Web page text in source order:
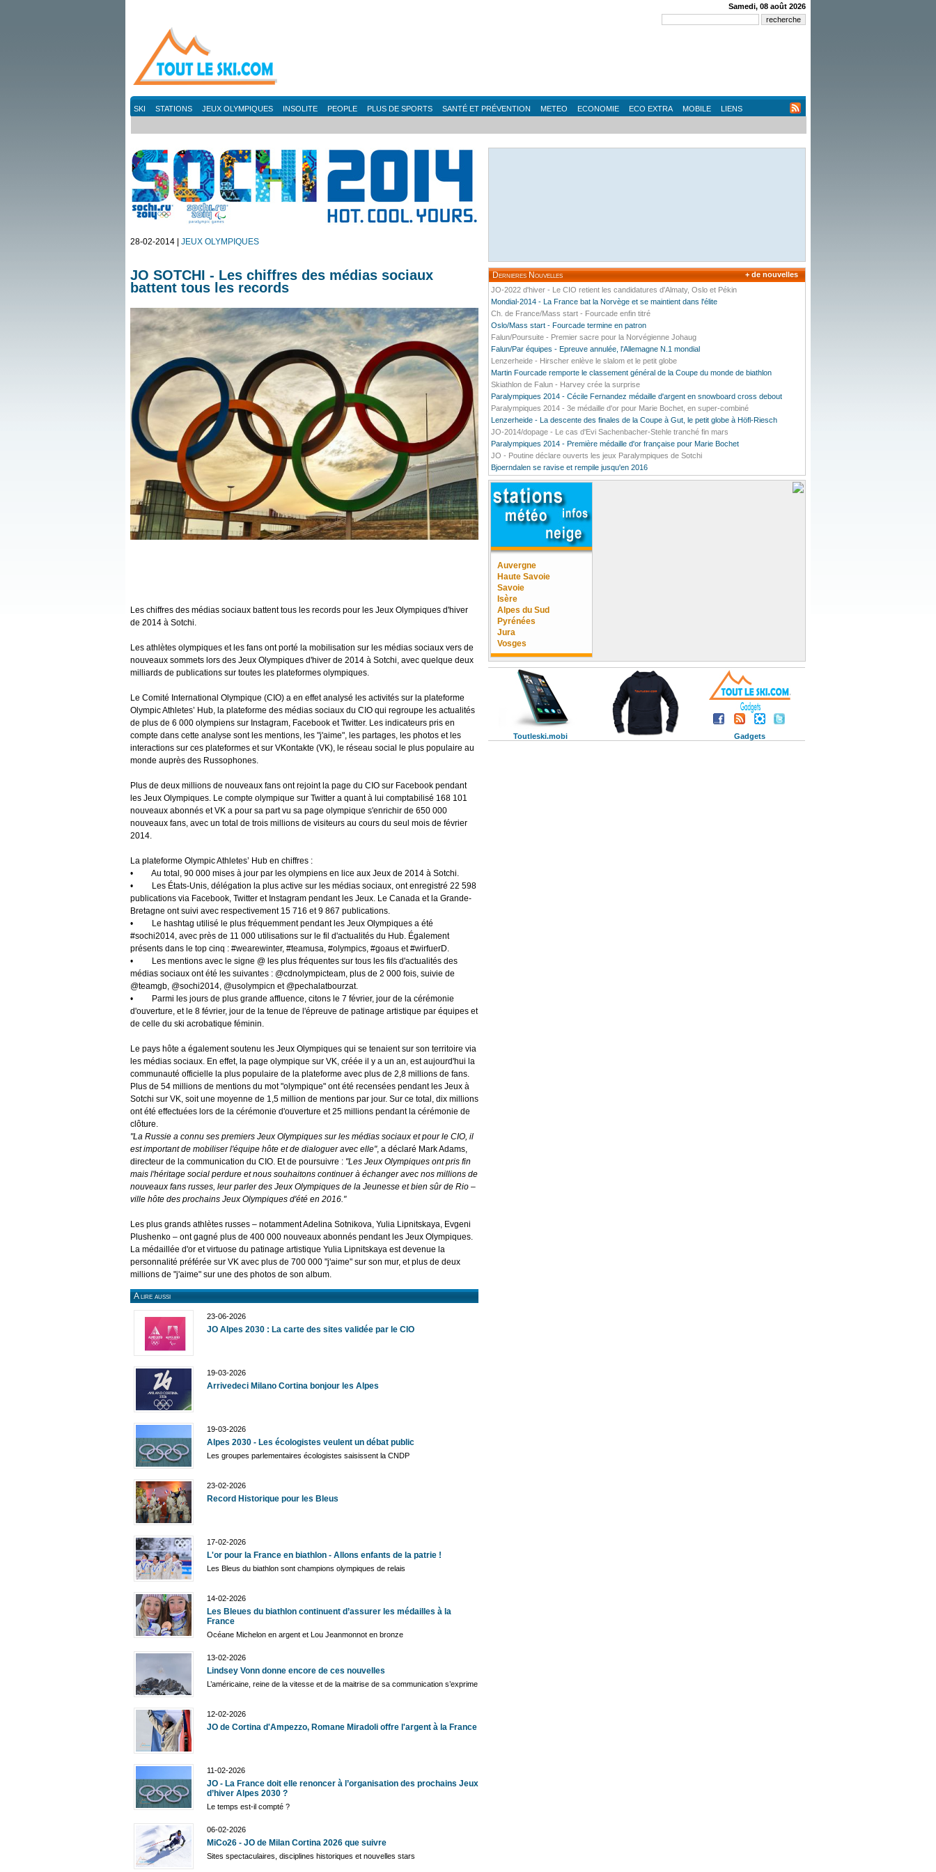
Samedi, 08 août 2026
SKI STATIONS JEUX OLYMPIQUES INSOLITE PEOPLE PLUS DE SPORTS SANTÉ ET PRÉVENTION METEO ECONOMIE ECO EXTRA MOBILE LIENS
28-02-2014 | JEUX OLYMPIQUES
JO SOTCHI - Les chiffres des médias sociaux
battent tous les records
Les chiffres des médias sociaux battent tous les records pour les Jeux Olympiques d'hiver
de 2014 à Sotchi.
Les athlètes olympiques et les fans ont porté la mobilisation sur les médias sociaux vers de
nouveaux sommets lors des Jeux Olympiques d'hiver de 2014 à Sotchi, avec quelque deux
milliards de publications sur toutes les plateformes olympiques.
Le Comité International Olympique (CIO) a en effet analysé les activités sur la plateforme
Olympic Athletes’ Hub, la plateforme des médias sociaux du CIO qui regroupe les actualités
de plus de 6 000 olympiens sur Instagram, Facebook et Twitter. Les indicateurs pris en
compte dans cette analyse sont les mentions, les "j'aime", les partages, les photos et les
interactions sur ces plateformes et sur VKontakte (VK), le réseau social le plus populaire au
monde auprès des Russophones.
Plus de deux millions de nouveaux fans ont rejoint la page du CIO sur Facebook pendant
les Jeux Olympiques. Le compte olympique sur Twitter a quant à lui comptabilisé 168 101
nouveaux abonnés et VK a pour sa part vu sa page olympique s'enrichir de 650 000
nouveaux fans, avec un total de trois millions de visiteurs au cours du seul mois de février
2014.
La plateforme Olympic Athletes’ Hub en chiffres :
• Au total, 90 000 mises à jour par les olympiens en lice aux Jeux de 2014 à Sotchi.
• Les États-Unis, délégation la plus active sur les médias sociaux, ont enregistré 22 598
publications via Facebook, Twitter et Instagram pendant les Jeux. Le Canada et la Grande-
Bretagne ont suivi avec respectivement 15 716 et 9 867 publications.
• Le hashtag utilisé le plus fréquemment pendant les Jeux Olympiques a été
#sochi2014, avec près de 11 000 utilisations sur le fil d'actualités du Hub. Également
présents dans le top cinq : #wearewinter, #teamusa, #olympics, #goaus et #wirfuerD.
• Les mentions avec le signe @ les plus fréquentes sur tous les fils d'actualités des
médias sociaux ont été les suivantes : @cdnolympicteam, plus de 2 000 fois, suivie de
@teamgb, @sochi2014, @usolympicn et @pechalatbourzat.
• Parmi les jours de plus grande affluence, citons le 7 février, jour de la cérémonie
d'ouverture, et le 8 février, jour de la tenue de l'épreuve de patinage artistique par équipes et
de celle du ski acrobatique féminin.
Le pays hôte a également soutenu les Jeux Olympiques qui se tenaient sur son territoire via
les médias sociaux. En effet, la page olympique sur VK, créée il y a un an, est aujourd'hui la
communauté officielle la plus populaire de la plateforme avec plus de 2,8 millions de fans.
Plus de 54 millions de mentions du mot "olympique" ont été recensées pendant les Jeux à
Sotchi sur VK, soit une moyenne de 1,5 million de mentions par jour. Sur ce total, dix millions
ont été effectuées lors de la cérémonie d'ouverture et 25 millions pendant la cérémonie de
clôture.
"La Russie a connu ses premiers Jeux Olympiques sur les médias sociaux et pour le CIO, il
est important de mobiliser l'équipe hôte et de dialoguer avec elle", a déclaré Mark Adams,
directeur de la communication du CIO. Et de poursuivre : "Les Jeux Olympiques ont pris fin
mais l'héritage social perdure et nous souhaitons continuer à échanger avec nos millions de
nouveaux fans russes, leur parler des Jeux Olympiques de la Jeunesse et bien sûr de Rio –
ville hôte des prochains Jeux Olympiques d'été en 2016."
Les plus grands athlètes russes – notamment Adelina Sotnikova, Yulia Lipnitskaya, Evgeni
Plushenko – ont gagné plus de 400 000 nouveaux abonnés pendant les Jeux Olympiques.
La médaillée d'or et virtuose du patinage artistique Yulia Lipnitskaya est devenue la
personnalité préférée sur VK avec plus de 700 000 "j'aime" sur son mur, et plus de deux
millions de "j'aime" sur une des photos de son album.
A lire aussi
23-06-2026
JO Alpes 2030 : La carte des sites validée par le CIO
19-03-2026
Arrivedeci Milano Cortina bonjour les Alpes
19-03-2026
Alpes 2030 - Les écologistes veulent un débat public
Les groupes parlementaires écologistes saisissent la CNDP
23-02-2026
Record Historique pour les Bleus
17-02-2026
L'or pour la France en biathlon - Allons enfants de la patrie !
Les Bleus du biathlon sont champions olympiques de relais
14-02-2026
Les Bleues du biathlon continuent d’assurer les médailles à la
France
Océane Michelon en argent et Lou Jeanmonnot en bronze
13-02-2026
Lindsey Vonn donne encore de ces nouvelles
L’américaine, reine de la vitesse et de la maitrise de sa communication s’exprime
12-02-2026
JO de Cortina d'Ampezzo, Romane Miradoli offre l'argent à la France
11-02-2026
JO - La France doit elle renoncer à l’organisation des prochains Jeux
d’hiver Alpes 2030 ?
Le temps est-il compté ?
06-02-2026
MiCo26 - JO de Milan Cortina 2026 que suivre
Sites spectaculaires, disciplines historiques et nouvelles stars
Dernieres Nouvelles
JO-2022 d'hiver - Le CIO retient les candidatures d'Almaty, Oslo et Pékin
Mondial-2014 - La France bat la Norvège et se maintient dans l'élite
Ch. de France/Mass start - Fourcade enfin titré
Oslo/Mass start - Fourcade termine en patron
Falun/Poursuite - Premier sacre pour la Norvégienne Johaug
Falun/Par équipes - Epreuve annulée, l'Allemagne N.1 mondial
Lenzerheide - Hirscher enlève le slalom et le petit globe
Martin Fourcade remporte le classement général de la Coupe du monde de biathlon
Skiathlon de Falun - Harvey crée la surprise
Paralympiques 2014 - Cécile Fernandez médaille d'argent en snowboard cross debout
Paralympiques 2014 - 3e médaille d'or pour Marie Bochet, en super-combiné
Lenzerheide - La descente des finales de la Coupe à Gut, le petit globe à Höfl-Riesch
JO-2014/dopage - Le cas d'Evi Sachenbacher-Stehle tranché fin mars
Paralympiques 2014 - Première médaille d'or française pour Marie Bochet
JO - Poutine déclare ouverts les jeux Paralympiques de Sotchi
Bjoerndalen se ravise et rempile jusqu'en 2016
+ de nouvelles
Auvergne
Haute Savoie
Savoie
Isère
Alpes du Sud
Pyrénées
Jura
Vosges
Toutleski.mobi Gadgets